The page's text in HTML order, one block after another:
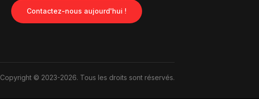
Contactez-nous aujourd'hui !
Copyright © 2023-2026. Tous les droits sont réservés.